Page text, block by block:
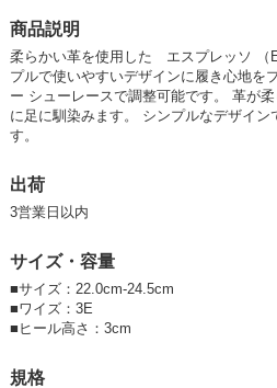
SD品番：12201182S13 / メ
アイスグレー-24cm
アイスグレー-24.5cm
参考上代
商品説明
柔らかい革を使用した エスプレッソ （
プルで使いやすいデザインに履き心地を
ー シューレースで調整可能です。 革が
に足に馴染みます。 シンプルなデザイ
す。
出荷
3営業日以内
サイズ・容量
■サイズ：22.0cm-24.5cm
■ワイズ：3E
■ヒール高さ：3cm
規格